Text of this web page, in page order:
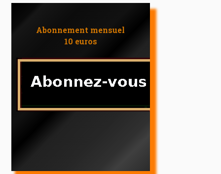
Abonnement mensuel
10 euros